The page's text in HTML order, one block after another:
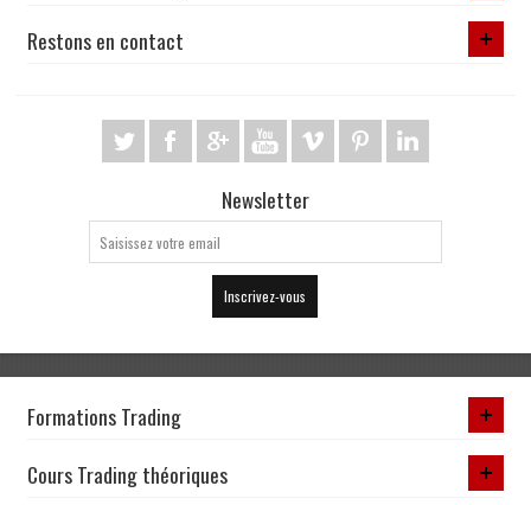
Restons en contact
Newsletter
Inscrivez-vous
Formations Trading
Cours Trading théoriques